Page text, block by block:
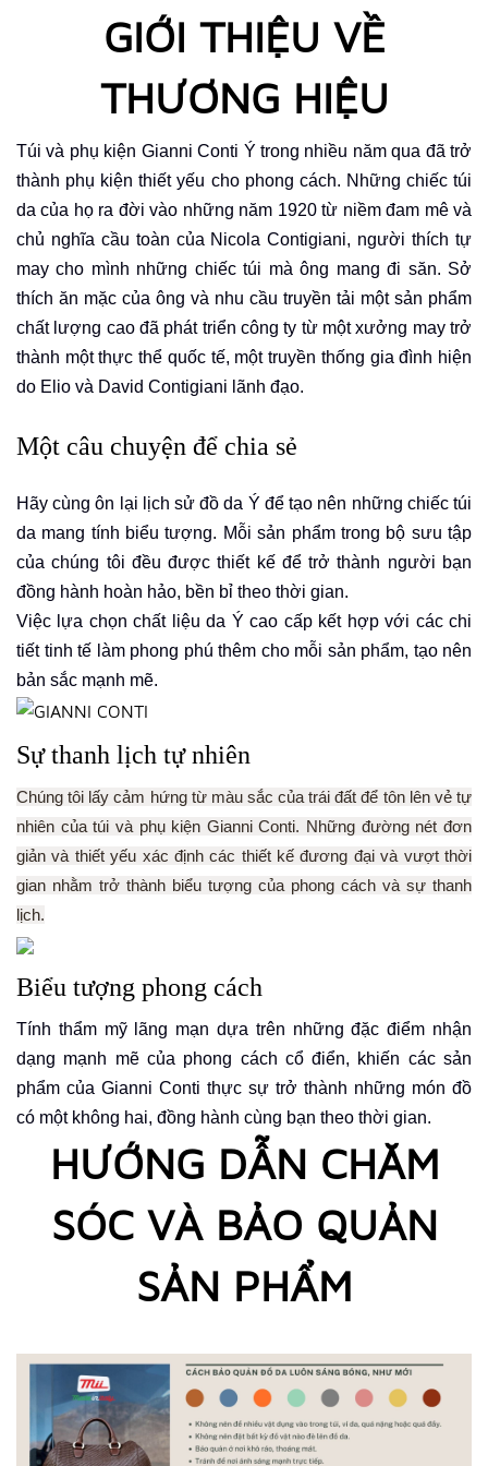
GIỚI THIỆU VỀ
THƯƠNG HIỆU
Túi và phụ kiện Gianni Conti Ý trong nhiều năm qua đã trở
thành phụ kiện thiết yếu cho phong cách. Những chiếc túi
da của họ ra đời vào những năm 1920 từ niềm đam mê và
chủ nghĩa cầu toàn của Nicola Contigiani, người thích tự
may cho mình những chiếc túi mà ông mang đi săn. Sở
thích ăn mặc của ông và nhu cầu truyền tải một sản phẩm
chất lượng cao đã phát triển công ty từ một xưởng may trở
thành một thực thể quốc tế, một truyền thống gia đình hiện
do Elio và David Contigiani lãnh đạo.
Một câu chuyện để chia sẻ
Hãy cùng ôn lại lịch sử đồ da Ý để tạo nên những chiếc túi
da mang tính biểu tượng. Mỗi sản phẩm trong bộ sưu tập
của chúng tôi đều được thiết kế để trở thành người bạn
đồng hành hoàn hảo, bền bỉ theo thời gian.
Việc lựa chọn chất liệu da Ý cao cấp kết hợp với các chi
tiết tinh tế làm phong phú thêm cho mỗi sản phẩm, tạo nên
bản sắc mạnh mẽ.
Sự thanh lịch tự nhiên
Chúng tôi lấy cảm hứng từ màu sắc của trái đất để tôn lên vẻ tự
nhiên của túi và phụ kiện Gianni Conti. Những đường nét đơn
giản và thiết yếu xác định các thiết kế đương đại và vượt thời
gian nhằm trở thành biểu tượng của phong cách và sự thanh
lịch.
Biểu tượng phong cách
Tính thẩm mỹ lãng mạn dựa trên những đặc điểm nhận
dạng mạnh mẽ của phong cách cổ điển, khiến các sản
phẩm của Gianni Conti thực sự trở thành những món đồ
có một không hai, đồng hành cùng bạn theo thời gian.
HƯỚNG DẪN CHĂM
SÓC VÀ BẢO QUẢN
SẢN PHẨM